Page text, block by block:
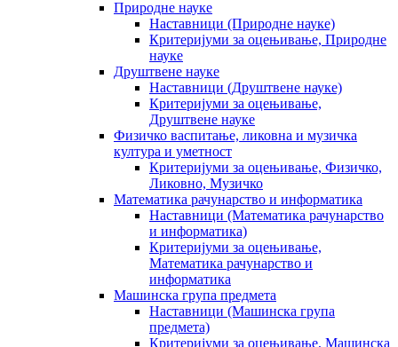
Природне науке
Наставници (Природне науке)
Критеријуми за оцењивање, Природне
науке
Друштвене науке
Наставници (Друштвене науке)
Критеријуми за оцењивање,
Друштвене науке
Физичко васпитање, ликовна и музичка
култура и уметност
Критеријуми за оцењивање, Физичко,
Ликовно, Музичко
Математика рачунарство и информатика
Наставници (Математика рачунарство
и информатика)
Критеријуми за оцењивање,
Математика рачунарство и
информатика
Машинска група предмета
Наставници (Машинска група
предмета)
Критеријуми за оцењивање, Машинска